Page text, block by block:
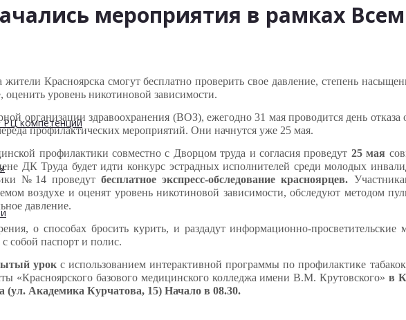
компетенций
мероприятия в рамках
Красноярска смогут бесплатно проверить свое давление, степень
оценить уровень никотиновой зависимости.
организации здравоохранения (ВОЗ), ежегодно 31 мая проводится день
профилактических мероприятий. Они начнутся уже 25 мая.
профилактики совместно с Дворцом труда и согласия проведут 25 мая
ДК Труда будет идти конкурс эстрадных исполнителей среди молодых
№14 проведут бесплатное экспресс-обследование красноярцев.
воздухе и оценят уровень никотиновой зависимости, обследуют методом
давление.
о способах бросить курить, и раздадут информационно-просветительские
с собой паспорт и полис.
урокс использованием интерактивной программы по профилактике
«Красноярского базового медицинского колледжа имени В.М. Крутовского»в
(ул. Академика Курчатова, 15) Начало в 08.30.